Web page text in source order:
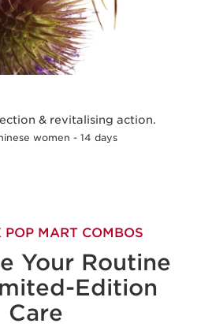
& revitalising action.
women - 14 days
POP MART COMBOS
Your Routine
Edition
Care